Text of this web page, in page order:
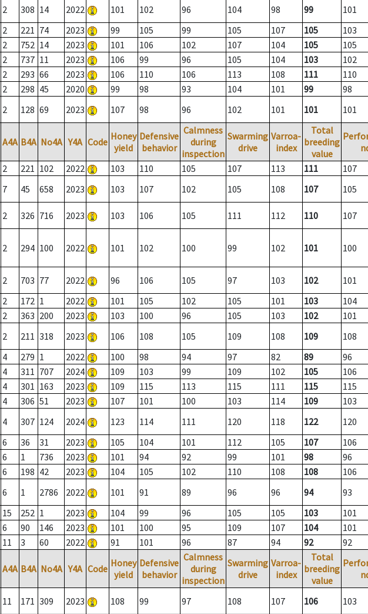
2 308 14 2022 101 102 96 104 98 99
101
2 221 74 2023 99 105 99 105 107 105
103
2 752 14 2023 101 106 102 107 104 105
105
2 737 11 2023 106 99 96 105 104 103
102
2 293 66 2023 106 110 106 113 108 111
110
2 298 45 2020 99 98 93 104 101 99
98
2 128 69 2023 107 98 96 102 101 101 101
A4A B4A No4A Y4A Code Honey
yield
Defensive
behavior
Calmness
during
inspection
Swarming
drive
Varroa-
index
Total
breeding
value
2 221 102 2022 103 110 105 107 113 111
107
7 45 658 2023 103 107 102 105 108 107 105
2 326 716 2023 103 106 105 111 112 110 107
2 294 100 2022 101 102 100 99 102 101 100
2 703 77 2022 96 106 105 97 103 102
101
2 172 1 2022 101 105 102 105 101 103
104
2 363 200 2023 103 100 96 105 103 102
101
2 211 318 2023 106 108 105 109 108 109
108
4 279 1 2022 100 98 94 97 82 89
96
4 311 707 2024 109 103 99 109 102 105
106
4 301 163 2023 109 115 113 115 111 115
115
4 306 51 2023 107 101 100 103 114 109
103
4 307 124 2024 123 114 111 120 118 122
120
6 36 31 2023 105 104 101 112 105 107
106
6 1 736 2023 101 94 92 99 101 98
96
6 198 42 2023 104 105 102 110 108 108
106
6 1 2786 2022 101 91 89 96 96 94
93
15 252 1 2023 104 99 96 105 105 103
101
6 90 146 2023 101 100 95 109 107 104
101
11 3 60 2022 91 101 96 87 94 92 92
A4A B4A No4A Y4A Code Honey
yield
Defensive
behavior
Calmness
during
inspection
Swarming
drive
Varroa-
index
Total
breeding
value
11 171 309 2023 108 99 97 108 107 106 103